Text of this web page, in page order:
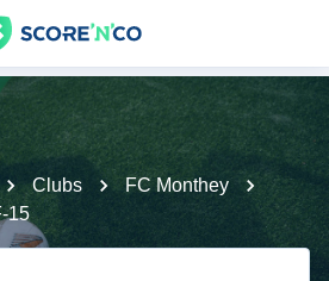
Clubs
FC Monthey
15